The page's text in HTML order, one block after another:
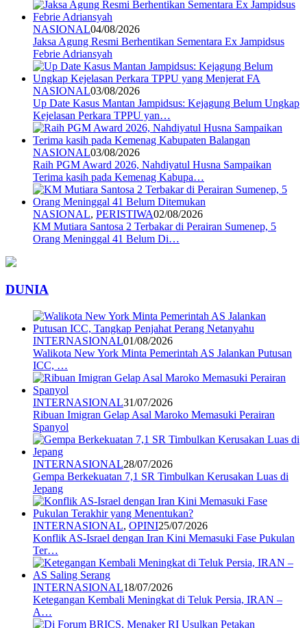
NASIONAL04/08/2026
Jaksa Agung Resmi Berhentikan Sementara Ex Jampidsus
Febrie Adriansyah
NASIONAL03/08/2026
Up Date Kasus Mantan Jampidsus: Kejagung Belum Ungkap
Kejelasan Perkara TPPU yan…
NASIONAL03/08/2026
Raih PGM Award 2026, Nahdiyatul Husna Sampaikan
Terima kasih pada Kemenag Kabupa…
NASIONAL, PERISTIWA02/08/2026
KM Mutiara Santosa 2 Terbakar di Perairan Sumenep, 5
Orang Meninggal 41 Belum Di…
DUNIA
INTERNASIONAL01/08/2026
Walikota New York Minta Pemerintah AS Jalankan Putusan
ICC, …
INTERNASIONAL31/07/2026
Ribuan Imigran Gelap Asal Maroko Memasuki Perairan
Spanyol
INTERNASIONAL28/07/2026
Gempa Berkekuatan 7,1 SR Timbulkan Kerusakan Luas di
Jepang
INTERNASIONAL, OPINI25/07/2026
Konflik AS-Israel dengan Iran Kini Memasuki Fase Pukulan
Ter…
INTERNASIONAL18/07/2026
Ketegangan Kembali Meningkat di Teluk Persia, IRAN –
A…